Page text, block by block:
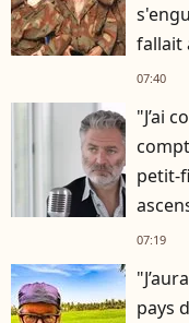
fallait
07:40
"J’ai
petit-
07:19
pays